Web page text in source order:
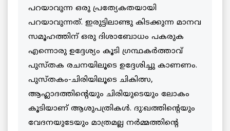
പറയാവുന്ന ഒരു പ്രത്യേകതയായി
പറയാവുന്നത്. ഇരുട്ടിലാണ്ടു കിടക്കുന്ന മാനവ
സമൂഹത്തിന് ഒരു ദിശാബോധം പകരുക
എന്നൊരു ഉദ്ദേശ്യം കൂടി ഗ്രന്ഥകർത്താവ്
പുസ്തക രചനയിലൂടെ ഉദ്ദേശിച്ചു കാണണം.
പുസ്തകം-ചിരിയിലൂടെ ചികിത്സ,
ആഹ്ലാദത്തിന്റെയും ചിരിയുടെയും ലോകം
കൂടിയാണ് ആശുപത്രികള്‍. ദു:ഖത്തിന്റെയും
വേദനയുടേയും മാത്രമല്ല നര്‍മ്മത്തിന്റെ